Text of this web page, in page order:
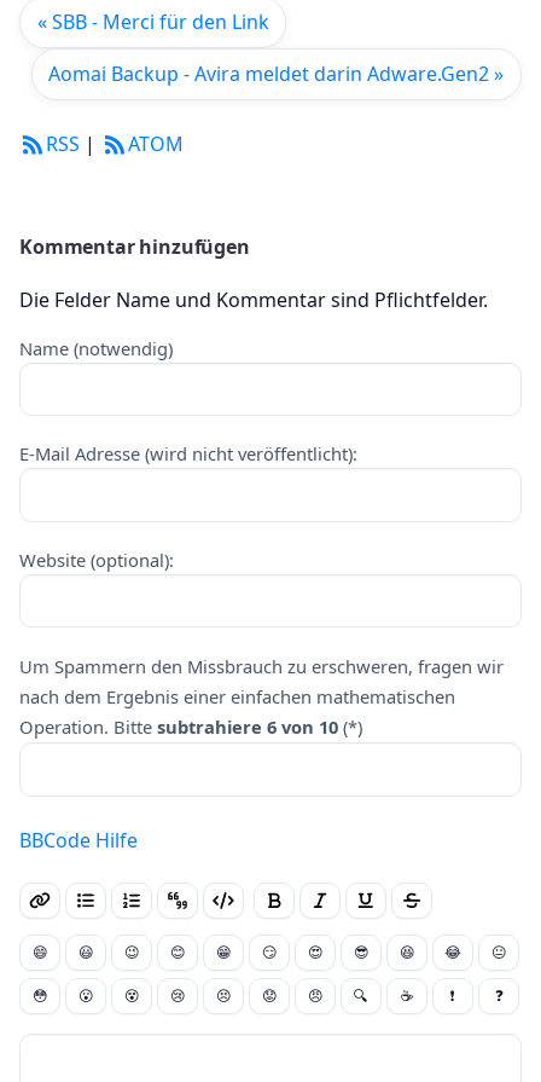
Aomai Backup - Avira meldet darin Adware.Gen2 »
« SBB - Merci für den Link
RSS | ATOM
Kommentar hinzufügen
Die Felder Name und Kommentar sind Pflichtfelder.
Name (notwendig)
E-Mail Adresse (wird nicht veröffentlicht):
Website (optional):
Um Spammern den Missbrauch zu erschweren, fragen wir
nach dem Ergebnis einer einfachen mathematischen
Operation. Bitte subtrahiere 6 von 10 (*)
BBCode Hilfe
😄 😃 😉 😊 😁 😏 😍 😎 😆 😂 😐
😳 😮 😵 😢 😣 😟 😠 🔍 ☕ ❗ ❓